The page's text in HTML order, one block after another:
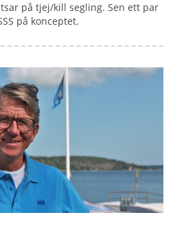
på tjej/kill segling. Sen ett par
på konceptet.